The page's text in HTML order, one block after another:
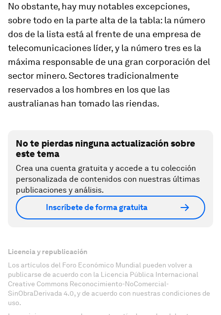
No obstante, hay muy notables excepciones,
sobre todo en la parte alta de la tabla: la número
dos de la lista está al frente de una empresa de
telecomunicaciones líder, y la número tres es la
máxima responsable de una gran corporación del
sector minero. Sectores tradicionalmente
reservados a los hombres en los que las
australianas han tomado las riendas.
No te pierdas ninguna actualización sobre
este tema
Crea una cuenta gratuita y accede a tu colección
personalizada de contenidos con nuestras últimas
publicaciones y análisis.
Inscríbete de forma gratuita
Licencia y republicación
Los artículos del Foro Económico Mundial pueden volver a
publicarse de acuerdo con la Licencia Pública Internacional
Creative Commons Reconocimiento-NoComercial-
SinObraDerivada 4.0, y de acuerdo con nuestras condiciones de
uso.